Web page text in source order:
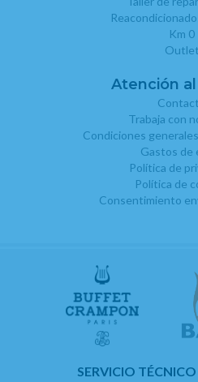
Km 0
Outlet
Atención
Trabaja con
Condiciones
Gastos de
Política de
Política de
Consentimiento
SERVICIO